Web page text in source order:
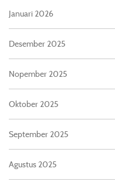
Januari 2026
Desember 2025
Nopember 2025
Oktober 2025
September 2025
Agustus 2025